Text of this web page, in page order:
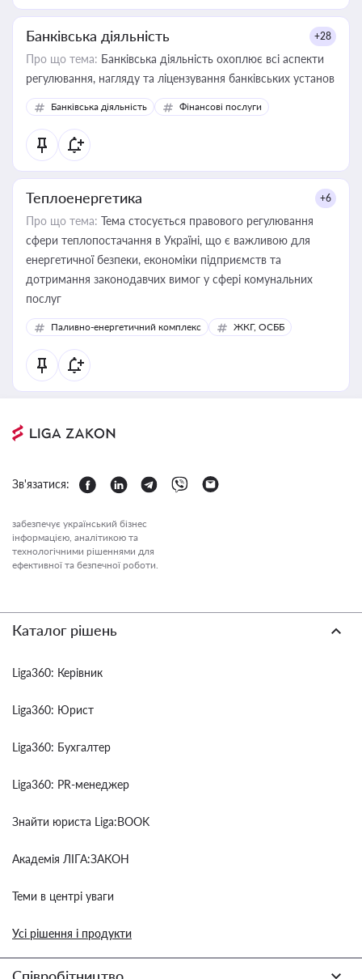
Банківська діяльність +28
Про що тема: Банківська діяльність охоплює всі аспекти
регулювання, нагляду та ліцензування банківських установ
Банківська діяльність Фінансові послуги
Теплоенергетика +6
Про що тема: Тема стосується правового регулювання
сфери теплопостачання в Україні, що є важливою для
енергетичної безпеки, економіки підприємств та
дотримання законодавчих вимог у сфері комунальних
послуг
Паливно-енергетичний комплекс ЖКГ, ОСББ
Зв'язатися:
забезпечує український бізнес
інформацією, аналітикою та
технологічними рішеннями для
ефективної та безпечної роботи.
Каталог рішень
Liga360: Керівник
Liga360: Юрист
Liga360: Бухгалтер
Liga360: PR-менеджер
Знайти юриста Liga:BOOK
Академія ЛІГА:ЗАКОН
Теми в центрі уваги
Усі рішення і продукти